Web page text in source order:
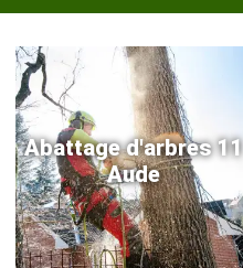
Abattage d'arbres 11
Aude